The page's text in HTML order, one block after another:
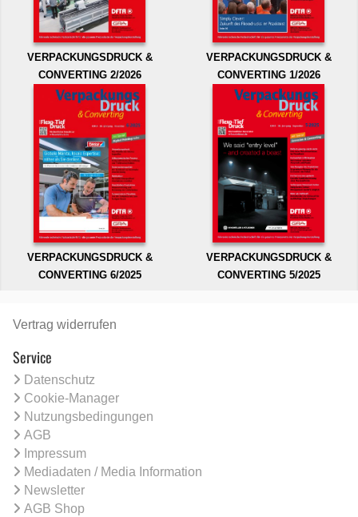
VERPACKUNGSDRUCK &
CONVERTING 2/2026
VERPACKUNGSDRUCK &
CONVERTING 1/2026
VERPACKUNGSDRUCK &
CONVERTING 6/2025
VERPACKUNGSDRUCK &
CONVERTING 5/2025
Vertrag widerrufen
Service
Datenschutz
Cookie-Manager
Nutzungsbedingungen
AGB
Impressum
Mediadaten / Media Information
Newsletter
AGB Shop